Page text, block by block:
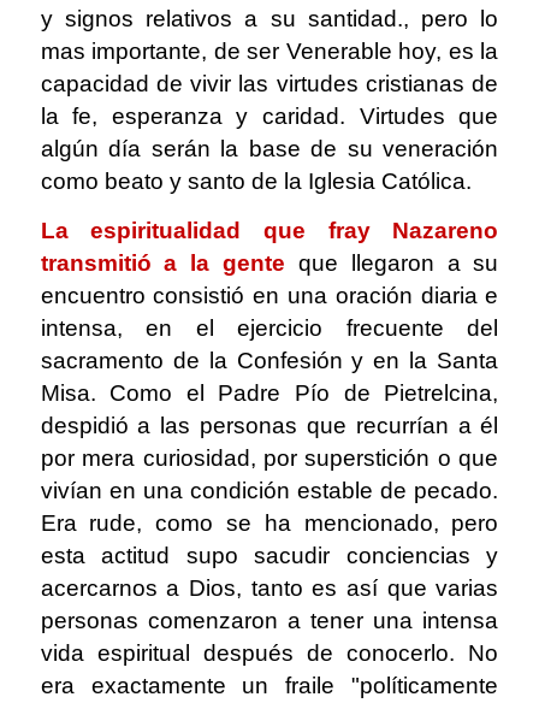
y signos relativos a su santidad., pero lo
mas importante, de ser Venerable hoy, es la
capacidad de vivir las virtudes cristianas de
la fe, esperanza y caridad. Virtudes que
algún día serán la base de su veneración
como beato y santo de la Iglesia Católica.
La espiritualidad que fray Nazareno
transmitió a la gente que llegaron a su
encuentro consistió en una oración diaria e
intensa, en el ejercicio frecuente del
sacramento de la Confesión y en la Santa
Misa. Como el Padre Pío de Pietrelcina,
despidió a las personas que recurrían a él
por mera curiosidad, por superstición o que
vivían en una condición estable de pecado.
Era rude, como se ha mencionado, pero
esta actitud supo sacudir conciencias y
acercarnos a Dios, tanto es así que varias
personas comenzaron a tener una intensa
vida espiritual después de conocerlo. No
era exactamente un fraile "políticamente